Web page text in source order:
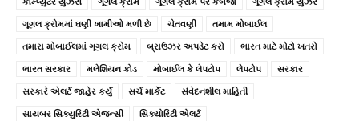
ગૂગલ ક્રોમમાં ઘણી ખામીઓ મળી છે
ચેતવણી
તમામ મોબાઈલ
તમારા મોબાઈલમાં ગૂગલ ક્રોમ
બ્રાઉઝર અપડેટ કરો
ભારત માટે મોટો ખતરો
ભારત સરકાર
મલેશિયન કોડ મોબાઈલ કે લેપટોપ લેપટોપ
સરકાર
સરકારે એલર્ટ જાહેર કર્યું
સર્ચ માર્કેટ
સંવેદનશીલ માહિતી
સાયબર સિક્યુરિટી એજન્સી
સિક્યોરિટી એલર્ટ